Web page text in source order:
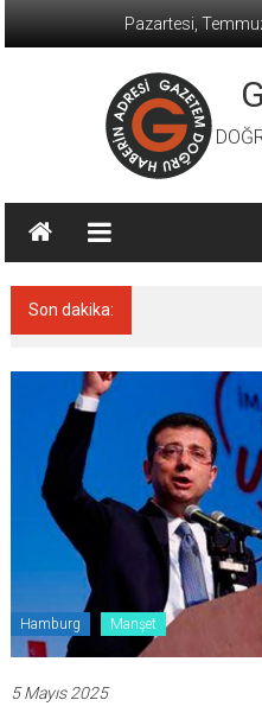
Pazartesi,
Son dakika:
Hamburg Manşet
5 Mayıs 2025